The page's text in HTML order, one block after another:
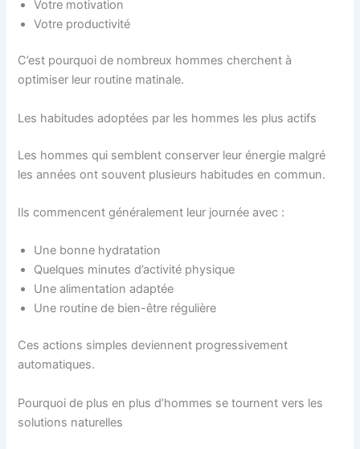
Votre motivation
Votre productivité
C’est pourquoi de nombreux hommes cherchent à
optimiser leur routine matinale.
Les habitudes adoptées par les hommes les plus actifs
Les hommes qui semblent conserver leur énergie malgré
les années ont souvent plusieurs habitudes en commun.
Ils commencent généralement leur journée avec :
Une bonne hydratation
Quelques minutes d’activité physique
Une alimentation adaptée
Une routine de bien-être régulière
Ces actions simples deviennent progressivement
automatiques.
Pourquoi de plus en plus d’hommes se tournent vers les
solutions naturelles